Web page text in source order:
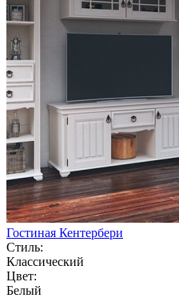
Гостиная Кентербери
Стиль:
Классический
Цвет:
Белый